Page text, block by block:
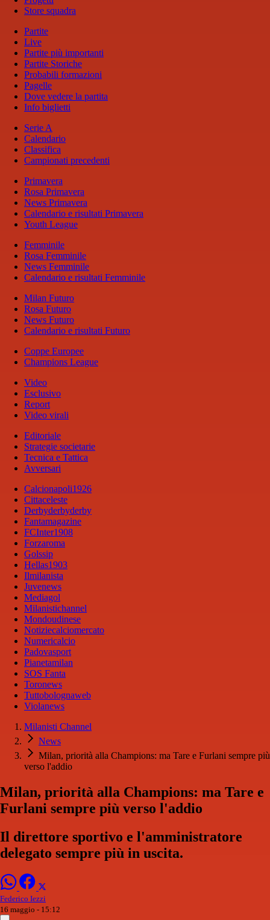
Store squadra
Partite
Live
Partite più importanti
Partite Storiche
Probabili formazioni
Pagelle
Dove vedere la partita
Info biglietti
Serie A
Calendario
Classifica
Campionati precedenti
Primavera
Rosa Primavera
News Primavera
Calendario e risultati Primavera
Youth League
Femminile
Rosa Femminile
News Femminile
Calendario e risultati Femminile
Milan Futuro
Rosa Futuro
News Futuro
Calendario e risultati Futuro
Coppe Europee
Champions League
Video
Esclusivo
Report
Video virali
Editoriale
Strategie societarie
Tecnica e Tattica
Avversari
Calcionapoli1926
Cittaceleste
Derbyderbyderby
Fantamagazine
FCInter1908
Forzaroma
Golssip
Hellas1903
Ilmilanista
Juvenews
Mediagol
Milanistichannel
Mondoudinese
Notiziecalciomercato
Numericalcio
Padovasport
Pianetamilan
SOS Fanta
Toronews
Tuttobolognaweb
Violanews
Milanisti Channel
News
Milan, priorità alla Champions: ma Tare e Furlani sempre più
verso l'addio
Milan, priorità alla Champions: ma Tare e
Furlani sempre più verso l'addio
Il direttore sportivo e l'amministratore
delegato sempre più in uscita.
Federico Iezzi
16 maggio - 15:12